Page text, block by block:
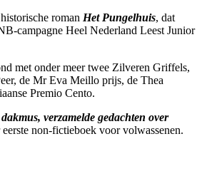
roman Het Pungelhuis, dat
campagne Heel Nederland Leest Junior
met onder meer twee Zilveren Griffels,
de Mr Eva Meillo prijs, de Thea
Premio Cento.
verzamelde gedachten over
non-fictieboek voor volwassenen.